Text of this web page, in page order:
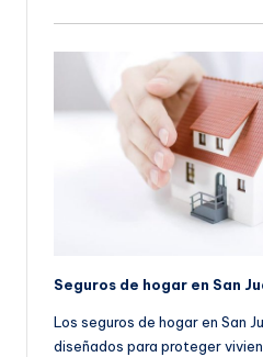
Seguros de hogar en San
Los seguros de hogar en San
diseñados para proteger